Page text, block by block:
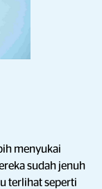
menyukai
sudah jenuh
terlihat seperti